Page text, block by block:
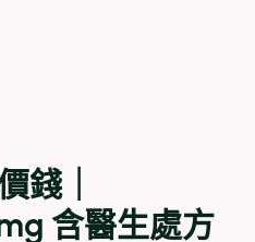
錢｜
含醫生處方